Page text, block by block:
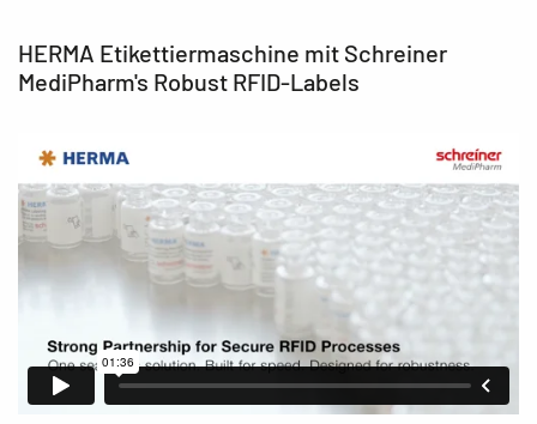
HERMA Etikettiermaschine mit Schreiner
MediPharm's Robust RFID-Labels